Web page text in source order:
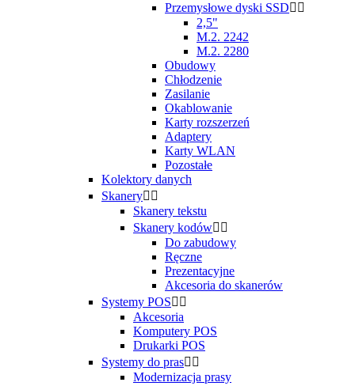
Przemysłowe dyski SSD 
2,5"
M.2. 2242
M.2. 2280
Obudowy
Chłodzenie
Zasilanie
Okablowanie
Karty rozszerzeń
Adaptery
Karty WLAN
Pozostałe
Kolektory danych
Skanery 
Skanery tekstu
Skanery kodów 
Do zabudowy
Ręczne
Prezentacyjne
Akcesoria do skanerów
Systemy POS 
Akcesoria
Komputery POS
Drukarki POS
Systemy do pras 
Modernizacja prasy